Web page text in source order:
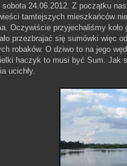
24.06.2012. Z początku
tamtejszych mieszkańców
Oczywiście przyjechaliśmy koło
przezbrajać się sumówki więc
robaków. O dziwo to na jego
haczyk to musi być Sum. Jak
ucichły.